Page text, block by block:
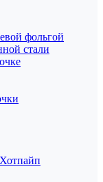
фольгой
стали